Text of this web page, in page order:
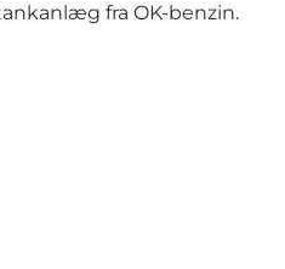
fra OK-benzin.